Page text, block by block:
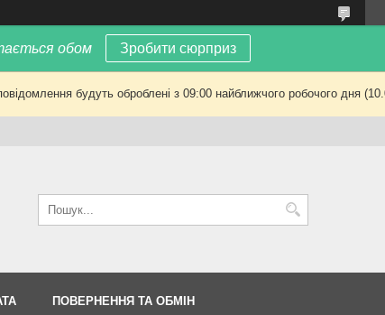
обом Зробити сюрприз
будуть оброблені з 09:00 найближчого робочого дня
ПОВЕРНЕННЯ ТА ОБМІН